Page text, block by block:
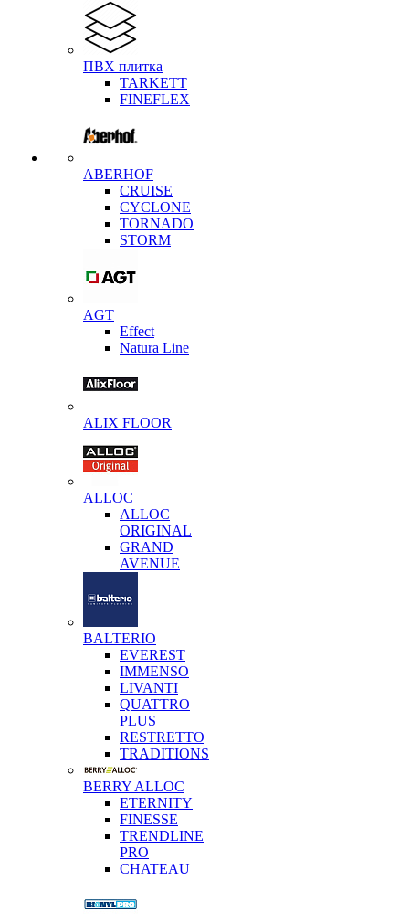
ПВХ плитка
TARKETT
FINEFLEX
ABERHOF
CRUISE
CYCLONE
TORNADO
STORM
AGT
Effect
Natura Line
ALIX FLOOR
ALLOC
ALLOC
ORIGINAL
GRAND
AVENUE
BALTERIO
EVEREST
IMMENSO
LIVANTI
QUATTRO
PLUS
RESTRETTO
TRADITIONS
BERRY ALLOC
ETERNITY
FINESSE
TRENDLINE
PRO
CHATEAU